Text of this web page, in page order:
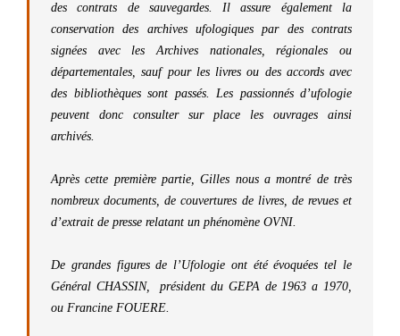
des contrats de sauvegardes. Il assure également la
conservation des archives ufologiques par des contrats
signées avec les Archives nationales, régionales ou
départementales, sauf pour les livres ou des accords avec
des bibliothèques sont passés. Les passionnés d’ufologie
peuvent donc consulter sur place les ouvrages ainsi
archivés.
Après cette première partie, Gilles nous a montré de très
nombreux documents, de couvertures de livres, de revues et
d’extrait de presse relatant un phénomène OVNI.
De grandes figures de l’Ufologie ont été évoquées tel le
Général CHASSIN, président du GEPA de 1963 a 1970,
ou Francine FOUERE.